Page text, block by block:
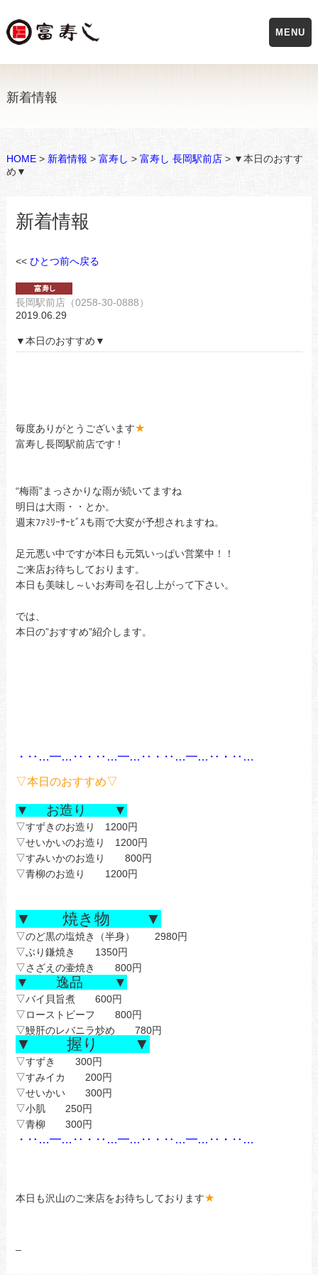
新着情報
HOME> 新着情報 > 富寿し > 富寿し 長岡駅前店> ▼本日のおすす
め▼
新着情報
<< ひとつ前へ戻る
長岡駅前店（0258-30-0888）
2019.06.29
▼本日のおすすめ▼
毎度ありがとうございます★
富寿し長岡駅前店です !
“梅雨”まっさかりな雨が続いてますね
明日は大雨・・とか。
週末ﾌｧﾐﾘｰｻｰﾋﾞｽも雨で大変が予想されますね。
足元悪い中ですが本日も元気いっぱい営業中！！
ご来店お待ちしております。
本日も美味し～いお寿司を召し上がって下さい。
では、
本日の”おすすめ”紹介します。
・‥…━…‥・‥…━…‥・‥…━…‥・‥…
▽本日のおすすめ▽
▼ お造り ▼
▽すずきのお造り 1200円
▽せいかいのお造り 1200円
▽すみいかのお造り 800円
▽青柳のお造り 1200円
▼ 焼き物 ▼
▽のど黒の塩焼き（半身） 2980円
▽ぶり鎌焼き 1350円
▽さざえの壷焼き 800円
▼ 逸品 ▼
▽バイ貝旨煮 600円
▽ローストビーフ 800円
▽鰻肝のレバニラ炒め 780円
▼ 握り ▼
▽すずき 300円
▽すみイカ 200円
▽せいかい 300円
▽小肌 250円
▽青柳 300円
・‥…━…‥・‥…━…‥・‥…━…‥・‥…
本日も沢山のご来店をお待ちしております★
MENU